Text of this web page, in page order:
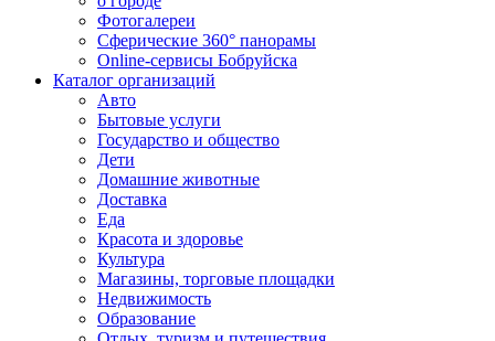
Фотогалереи
Сферические 360° панорамы
Online-сервисы Бобруйска
Каталог организаций
Авто
Бытовые услуги
Государство и общество
Дети
Домашние животные
Доставка
Еда
Красота и здоровье
Культура
Магазины, торговые площадки
Недвижимость
Образование